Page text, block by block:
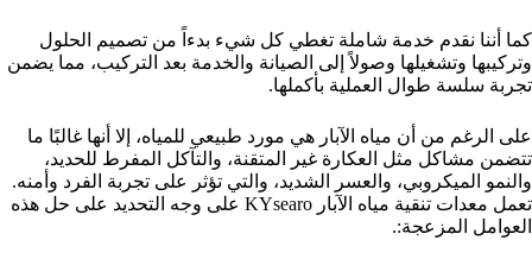
كما أننا نقدم خدمة شاملة تغطي كل شيء بدءاً من تصميم الحلول
وتركيبها وتشغيلها وصولاً إلى الصيانة والخدمة بعد التركيب، مما يضمن
تجربة سلسة طوال العملية بأكملها.
على الرغم من أن مياه الآبار هي مورد طبيعي للمياه، إلا أنها غالبًا ما
تتضمن مشاكل مثل العكارة غير المتقنة، والتآكل المفرط للحديد،
والنمو الميكروبي، والعسر الشديد، والتي تؤثر على تجربة الفرد وأمنه.
تعمل معدات تنقية مياه الآبار KYsearo على وجه التحديد على حل هذه
العوامل المزعجة:.